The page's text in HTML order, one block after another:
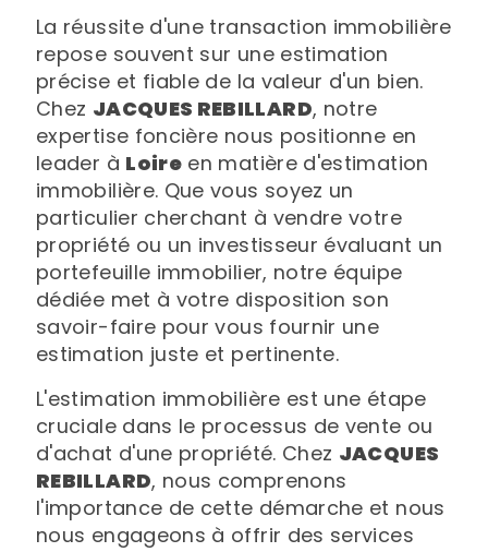
La réussite d'une transaction immobilière
repose souvent sur une estimation
précise et fiable de la valeur d'un bien.
Chez JACQUES REBILLARD, notre
expertise foncière nous positionne en
leader à Loire en matière d'estimation
immobilière. Que vous soyez un
particulier cherchant à vendre votre
propriété ou un investisseur évaluant un
portefeuille immobilier, notre équipe
dédiée met à votre disposition son
savoir-faire pour vous fournir une
estimation juste et pertinente.
L'estimation immobilière est une étape
cruciale dans le processus de vente ou
d'achat d'une propriété. Chez JACQUES
REBILLARD, nous comprenons
l'importance de cette démarche et nous
nous engageons à offrir des services